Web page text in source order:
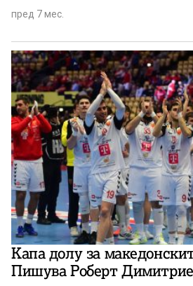
пред 7 мес.
Капа долу за
Пишува Роберт